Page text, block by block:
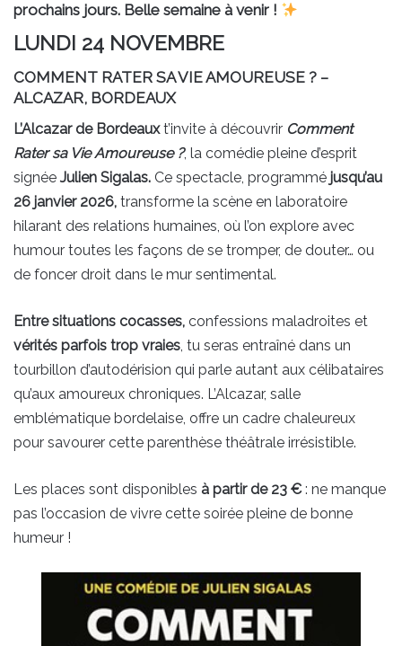
prochains jours. Belle semaine à venir !
LUNDI 24 NOVEMBRE
COMMENT RATER SA VIE AMOUREUSE ? –
ALCAZAR, BORDEAUX
L’Alcazar de Bordeauxt’invite à découvrir Comment
Rater sa Vie Amoureuse ?, la comédie pleine d’esprit
signée Julien Sigalas. Ce spectacle, programmé jusqu’au
26 janvier 2026, transforme la scène en laboratoire
hilarant des relations humaines, où l’on explore avec
humour toutes les façons de se tromper, de douter… ou
de foncer droit dans le mur sentimental.
Entre situations cocasses, confessions maladroites et
vérités parfois trop vraies, tu seras entraîné dans un
tourbillon d’autodérision qui parle autant aux célibataires
qu’aux amoureux chroniques. L’Alcazar, salle
emblématique bordelaise, offre un cadre chaleureux
pour savourer cette parenthèse théâtrale irrésistible.
Les places sont disponibles à partir de 23 €: ne manque
pas l’occasion de vivre cette soirée pleine de bonne
humeur !